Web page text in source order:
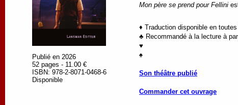
Publié en 2026
52 pages - 11.00 €
ISBN: 978-2-8071-0468-6
Disponible
Mon père se prend pour Fellini
♦ Traduction disponible en
♣ Recommandé à la lecture à
♥
♠
Son théâtre publié
Commander cet ouvrage